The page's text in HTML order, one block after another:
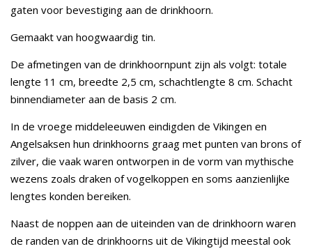
gaten voor bevestiging aan de drinkhoorn.
Gemaakt van hoogwaardig tin.
De afmetingen van de drinkhoornpunt zijn als volgt: totale
lengte 11 cm, breedte 2,5 cm, schachtlengte 8 cm. Schacht
binnendiameter aan de basis 2 cm.
In de vroege middeleeuwen eindigden de Vikingen en
Angelsaksen hun drinkhoorns graag met punten van brons of
zilver, die vaak waren ontworpen in de vorm van mythische
wezens zoals draken of vogelkoppen en soms aanzienlijke
lengtes konden bereiken.
Naast de noppen aan de uiteinden van de drinkhoorn waren
de randen van de drinkhoorns uit de Vikingtijd meestal ook